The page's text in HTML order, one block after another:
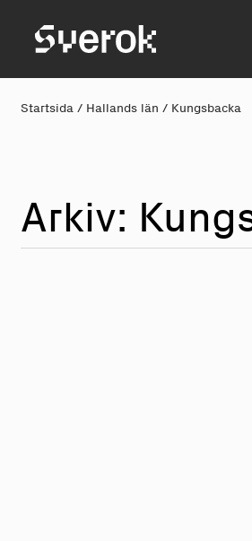
Sverok
Startsida / Hallands län / Kungsbacka
Arkiv: Kun